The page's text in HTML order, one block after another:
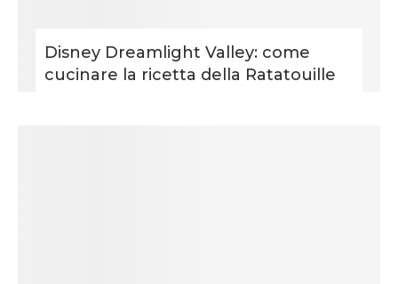
Disney Dreamlight Valley: come
cucinare la ricetta della Ratatouille